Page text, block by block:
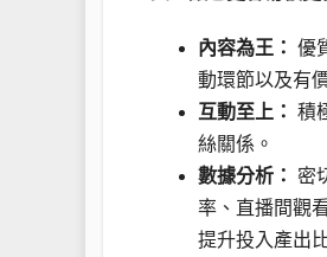
內容為王： 優
動環節以及有
互動至上： 積
絲關係。
數據分析：
密
率、直播間觀
提升投入產出